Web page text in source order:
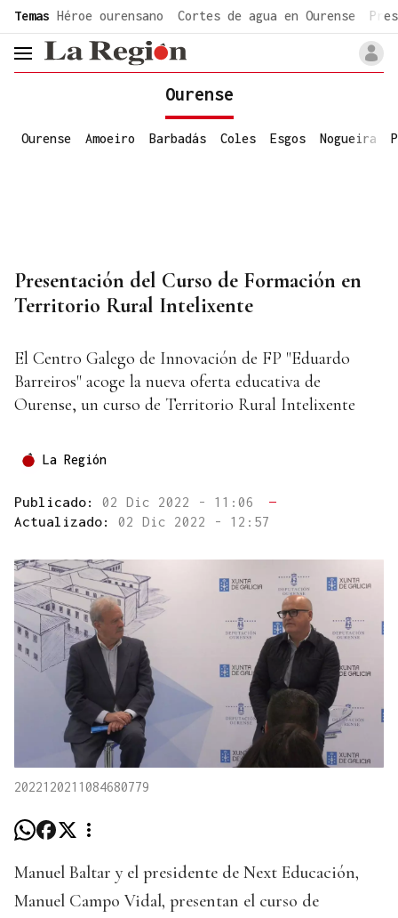
common.go-to-content
Temas Héroe ourensano Cortes de agua en Ourense
header.menu.open
Ourense
Ourense Amoeiro Barbadás Coles Esgos Nogueira
Presentación del Curso de Formación en
Territorio Rural Intelixente
El Centro Galego de Innovación de FP "Eduardo
Barreiros" acoge la nueva oferta educativa de
Ourense, un curso de Territorio Rural Intelixente
La Región
Publicado: 02 Dic 2022 - 11:06
—
Actualizado: 02 Dic 2022 - 12:57
2022120211084680779
Manuel Baltar y el presidente de Next Educación,
Manuel Campo Vidal, presentan el curso de